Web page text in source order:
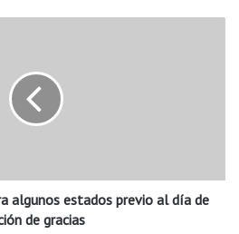
algunos estados previo al día de
de gracias